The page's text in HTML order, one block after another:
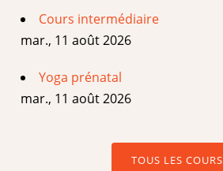
Cours intermédiaire
mar., 11 août 2026
Yoga prénatal
mar., 11 août 2026
TOUS LES COURS